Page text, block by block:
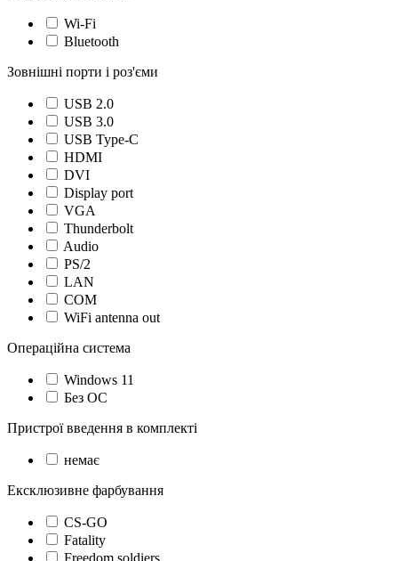
Wi-Fi
Bluetooth
Зовнішні порти і роз'єми
USB 2.0
USB 3.0
USB Type-C
HDMI
DVI
Display port
VGA
Thunderbolt
Audio
PS/2
LAN
COM
WiFi antenna out
Операційна система
Windows 11
Без ОС
Пристрої введення в комплекті
немає
Ексклюзивне фарбування
CS-GO
Fatality
Freedom soldiers